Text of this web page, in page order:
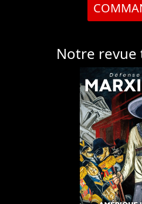
Notre